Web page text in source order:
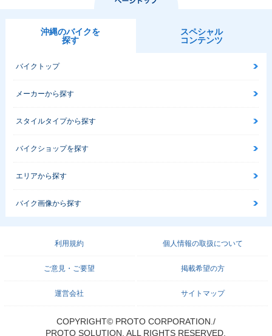
沖縄のバイクを
探す
スペシャル
コンテンツ
バイクトップ
メーカーから探す
スタイルタイプから探す
バイクショップを探す
エリアから探す
バイク画像から探す
利用規約 個人情報の取扱について
ご意見・ご要望 掲載希望の方
運営会社 サイトマップ
COPYRIGHT© PROTO CORPORATION./
PROTO SOLUTION. ALL RIGHTS RESERVED.